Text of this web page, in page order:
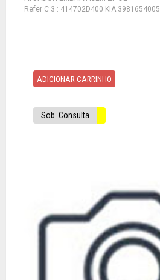
Refer C 3 : 414702D400 KIA 3981654005
ADICIONAR CARRINHO
Sob. Consulta